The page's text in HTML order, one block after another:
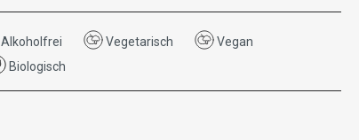
Alkoholfrei Vegetarisch
Vegan
Biologisch